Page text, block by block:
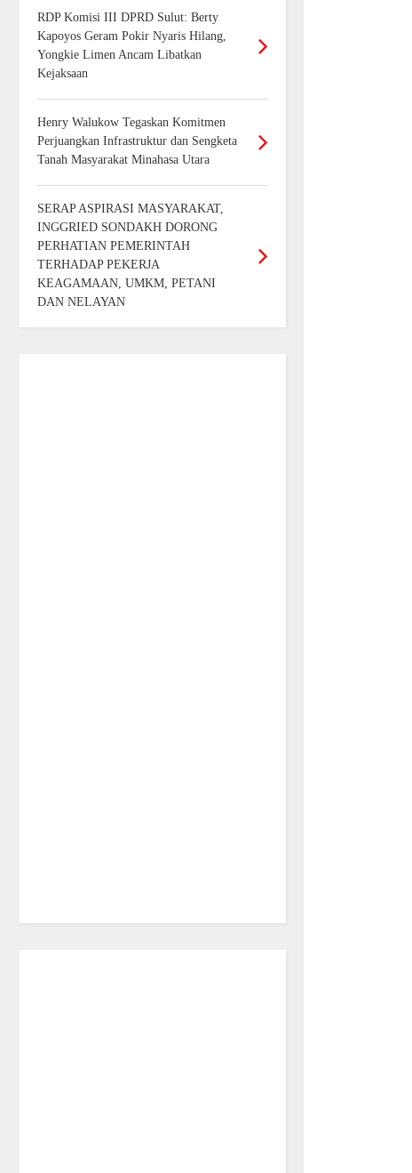
RDP Komisi III DPRD Sulut: Berty
Kapoyos Geram Pokir Nyaris Hilang,
Yongkie Limen Ancam Libatkan
Kejaksaan
Henry Walukow Tegaskan Komitmen
Perjuangkan Infrastruktur dan Sengketa
Tanah Masyarakat Minahasa Utara
SERAP ASPIRASI MASYARAKAT,
INGGRIED SONDAKH DORONG
PERHATIAN PEMERINTAH
TERHADAP PEKERJA
KEAGAMAAN, UMKM, PETANI
DAN NELAYAN